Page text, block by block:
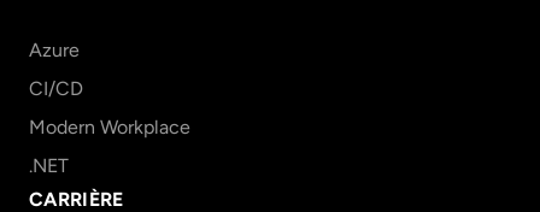
Azure
CI/CD
Modern Workplace
.NET
CARRIÈRE